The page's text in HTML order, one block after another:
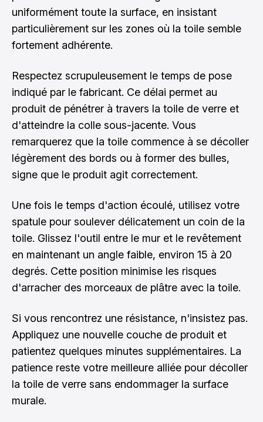
uniformément toute la surface, en insistant
particulièrement sur les zones où la toile semble
fortement adhérente.
Respectez scrupuleusement le temps de pose
indiqué par le fabricant. Ce délai permet au
produit de pénétrer à travers la toile de verre et
d'atteindre la colle sous-jacente. Vous
remarquerez que la toile commence à se décoller
légèrement des bords ou à former des bulles,
signe que le produit agit correctement.
Une fois le temps d'action écoulé, utilisez votre
spatule pour soulever délicatement un coin de la
toile. Glissez l'outil entre le mur et le revêtement
en maintenant un angle faible, environ 15 à 20
degrés. Cette position minimise les risques
d'arracher des morceaux de plâtre avec la toile.
Si vous rencontrez une résistance, n'insistez pas.
Appliquez une nouvelle couche de produit et
patientez quelques minutes supplémentaires. La
patience reste votre meilleure alliée pour décoller
la toile de verre sans endommager la surface
murale.